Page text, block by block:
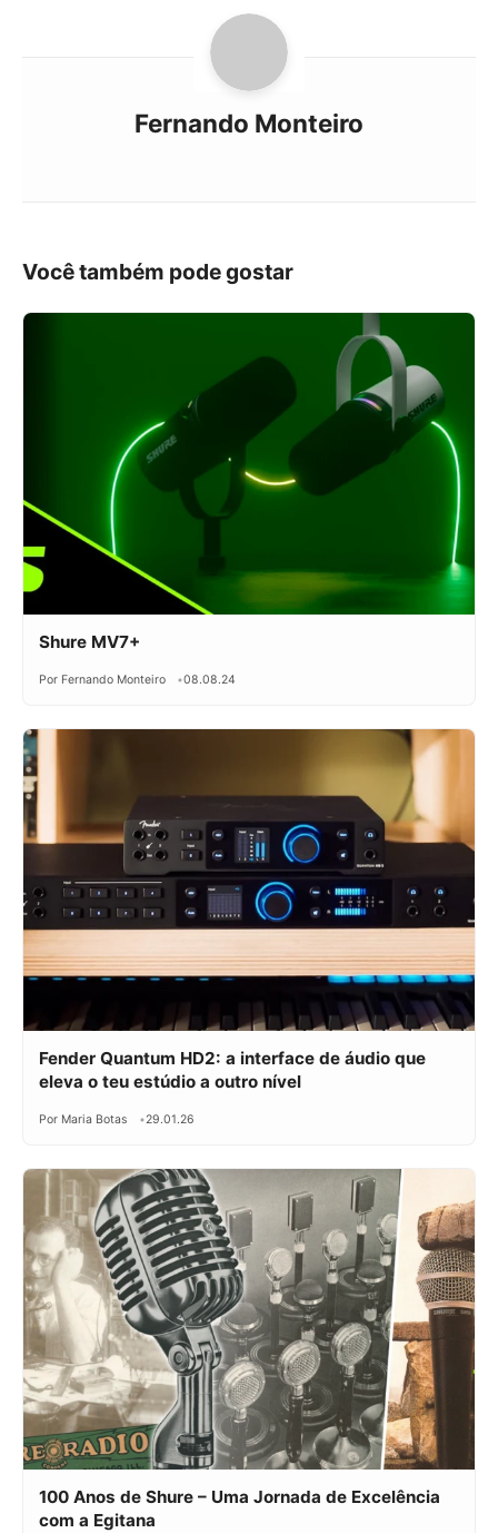
Fernando Monteiro
Você também pode gostar
Shure MV7+
Por Fernando Monteiro 08.08.24
Fender Quantum HD2: a interface de áudio que
eleva o teu estúdio a outro nível
Por Maria Botas 29.01.26
100 Anos de Shure – Uma Jornada de Excelência
com a Egitana